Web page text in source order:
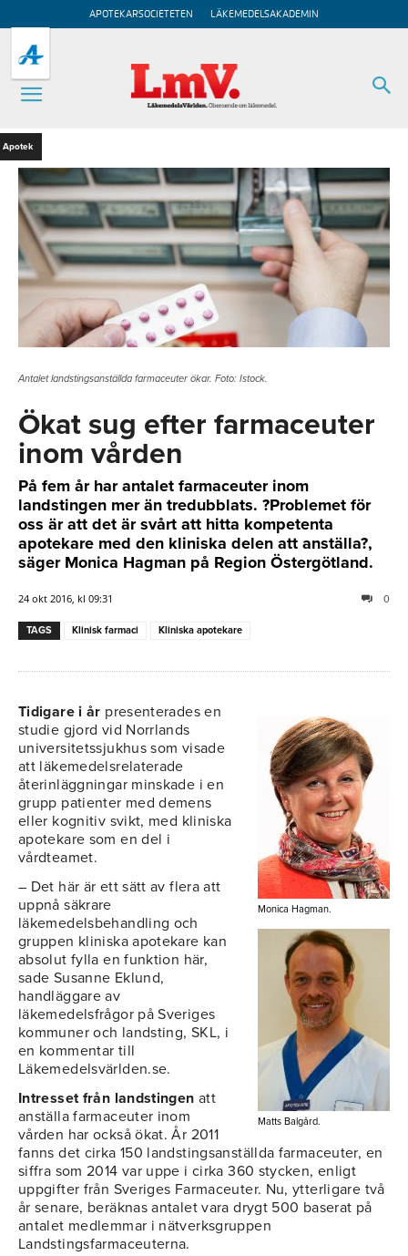
APOTEKARSOCIETETEN LÄKEMEDELSAKADEMIN
Apotek
Antalet landstingsanställda farmaceuter ökar. Foto: Istock.
Ökat sug efter farmaceuter
inom vården
På fem år har antalet farmaceuter inom
landstingen mer än tredubblats. ?Problemet för
oss är att det är svårt att hitta kompetenta
apotekare med den kliniska delen att anställa?,
säger Monica Hagman på Region Östergötland.
24 okt 2016, kl 09:31 0
TAGS Klinisk farmaci Kliniska apotekare
Monica Hagman.
Matts Balgård.
Tidigare i år presenterades en
studie gjord vid Norrlands
universitetssjukhus som visade
att läkemedelsrelaterade
återinläggningar minskade i en
grupp patienter med demens
eller kognitiv svikt, med kliniska
apotekare som en del i
vårdteamet.
– Det här är ett sätt av flera att
uppnå säkrare
läkemedelsbehandling och
gruppen kliniska apotekare kan
absolut fylla en funktion här,
sade Susanne Eklund,
handläggare av
läkemedelsfrågor på Sveriges
kommuner och landsting, SKL, i
en kommentar till
Läkemedelsvärlden.se.
Intresset från landstingen att
anställa farmaceuter inom
vården har också ökat. År 2011
fanns det cirka 150 landstingsanställda farmaceuter, en
siffra som 2014 var uppe i cirka 360 stycken, enligt
uppgifter från Sveriges Farmaceuter. Nu, ytterligare två
år senare, beräknas antalet vara drygt 500 baserat på
antalet medlemmar i nätverksgruppen
Landstingsfarmaceuterna.